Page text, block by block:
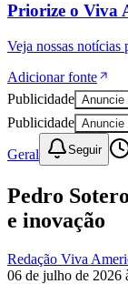
Priorize o Viva
Veja nossas notícias
Adicionar fonte
Publicidade Anuncie
Publicidade Anuncie
Geral Seguir
Pedro
e inovação
Redação Viva
06 de julho de 2026